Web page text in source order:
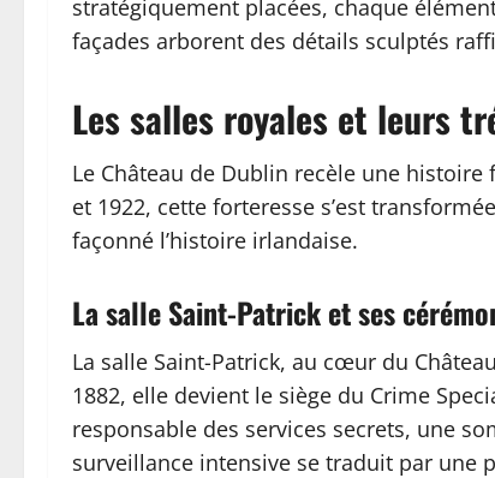
stratégiquement placées, chaque
façades arborent des détails sculptés
Les salles royales et leurs
Le Château de Dublin recèle une
et 1922, cette forteresse s’est
façonné l’histoire irlandaise.
La salle Saint-Patrick et ses
La salle Saint-Patrick, au cœur du
1882, elle devient le siège du Crime
responsable des services secrets, une
surveillance intensive se traduit par une